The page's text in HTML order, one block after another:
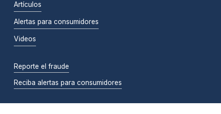
Artículos
Alertas para consumidores
Videos
Reporte el fraude
Reciba alertas para consumidores